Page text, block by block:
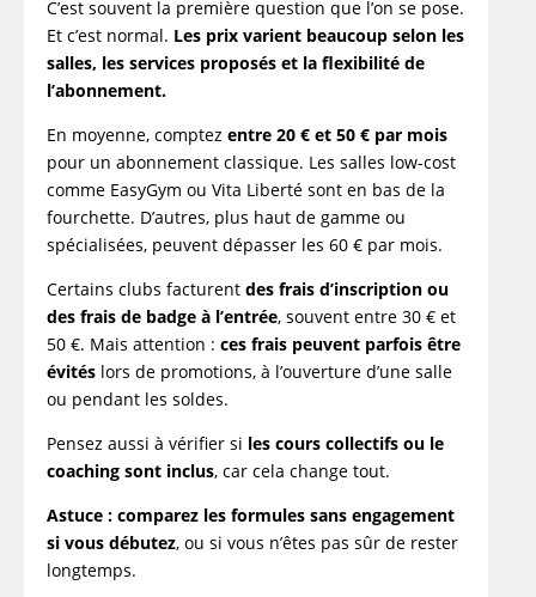
C’est souvent la première question que l’on se pose.
Et c’est normal. Les prix varient beaucoup selon les
salles, les services proposés et la flexibilité de
l’abonnement.
En moyenne, comptezentre 20 € et 50 € par mois
pour un abonnement classique. Les salles low-cost
comme EasyGym ou Vita Liberté sont en bas de la
fourchette. D’autres, plus haut de gamme ou
spécialisées, peuvent dépasser les 60 € par mois.
Certains clubs facturentdes frais d’inscription ou
des frais de badge à l’entrée, souvent entre 30 € et
50 €. Mais attention :ces frais peuvent parfois être
évités lors de promotions, à l’ouverture d’une salle
ou pendant les soldes.
Pensez aussi à vérifier si les cours collectifs ou le
coaching sont inclus, car cela change tout.
Astuce : comparez les formules sans engagement
si vous débutez, ou si vous n’êtes pas sûr de rester
longtemps.